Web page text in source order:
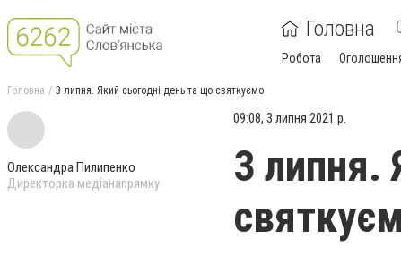
Головна
Робота
Головна 3 липня. Який сьогодні день та що святкуємо
Олександра Пилипенко
Директорка медіанапрямку
09:08, 3 липня 2021 р.
3 липня.